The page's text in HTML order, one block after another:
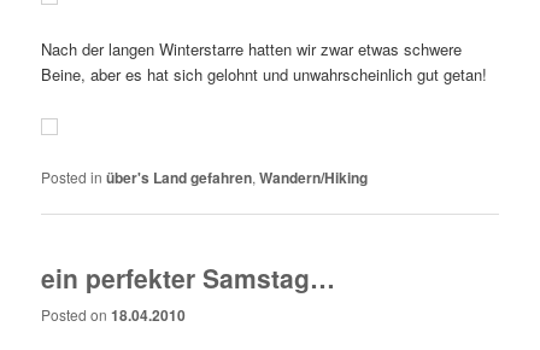
Nach der langen Winterstarre hatten wir zwar etwas schwere
Beine, aber es hat sich gelohnt und unwahrscheinlich gut getan!
Posted in über's Land gefahren,Wandern/Hiking
ein perfekter Samstag…
Posted on18.04.2010